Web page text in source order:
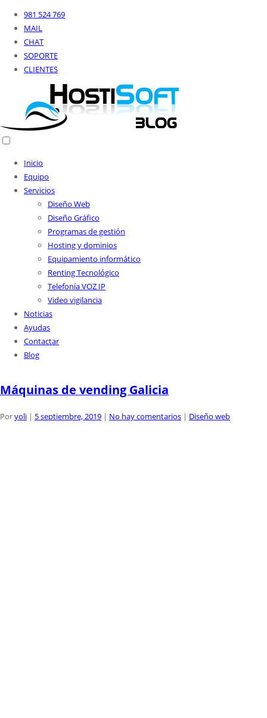
981 524 769
MAIL
CHAT
SOPORTE
CLIENTES
Inicio
Equipo
Servicios
Diseño Web
Diseño Gráfico
Programas de gestión
Hosting y dominios
Equipamiento informático
Renting Tecnológico
Telefonía VOZ IP
Video vigilancia
Noticias
Ayudas
Contactar
Blog
Máquinas de vending Galicia
Poryoli | 5 septiembre, 2019 | No hay comentarios | Diseño web